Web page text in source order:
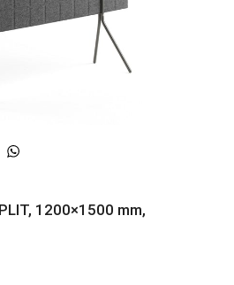
1200×1500 mm,